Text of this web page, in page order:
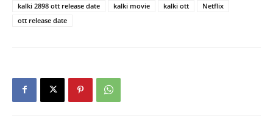
kalki 2898 ott release date
kalki movie kalki ott
Netflix
ott release date